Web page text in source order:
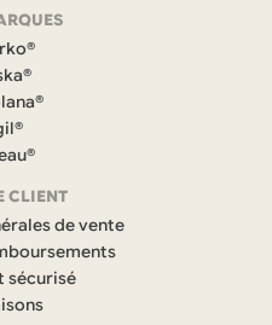
a
c
e
b
o
o
k
s
o
u
v
r
CLIENT
de vente
sécurisé